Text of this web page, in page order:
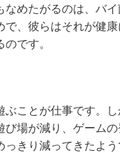
なめたがるのは、バ
で、彼らはそれが健
です。
ぶことが仕事です。
び場が減り、ゲームの
きり減ってきたよう